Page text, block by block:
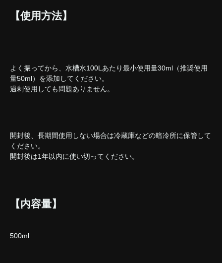
【使用方法】
よく振ってから、水槽水100Lあたり最小使用量30ml（推奨使用
量50ml）を添加してください。
過剰使用しても問題ありません。
開封後、長期間使用しない場合は冷蔵庫などの暗冷所に保管して
ください。
開封後は1年以内に使い切ってください。
【内容量】
500ml